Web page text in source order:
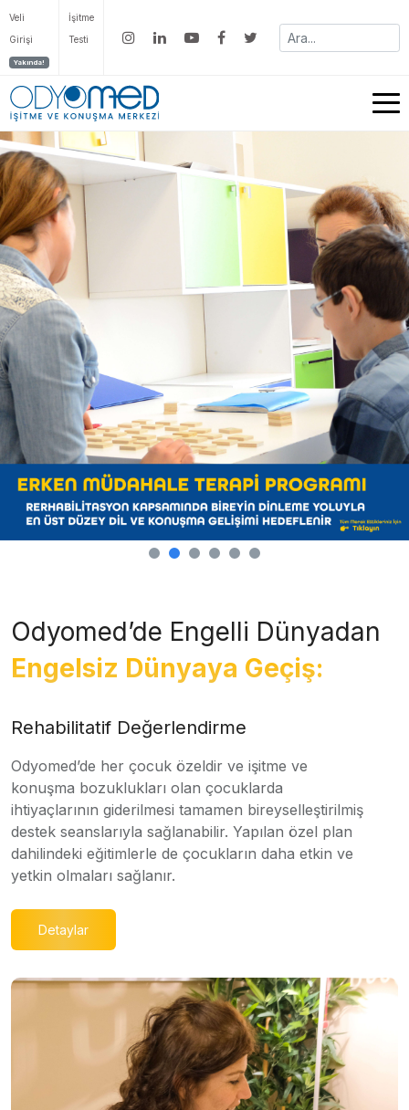
Veli
Girişi
Yakında!
İşitme
Testi
Odyomed’de Engelli Dünyadan
Engelsiz Dünyaya Geçiş:
Rehabilitatif Değerlendirme
Odyomed’de her çocuk özeldir ve işitme ve
konuşma bozuklukları olan çocuklarda
ihtiyaçlarının giderilmesi tamamen bireyselleştirilmiş
destek seanslarıyla sağlanabilir. Yapılan özel plan
dahilindeki eğitimlerle de çocukların daha etkin ve
yetkin olmaları sağlanır.
Detaylar